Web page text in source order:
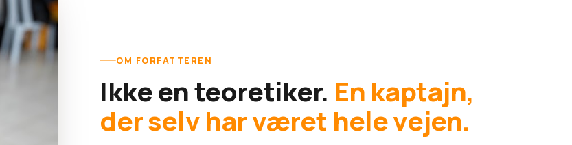
OM FORFATTEREN
Ikke en teoretiker. En kaptajn,
der selv har været hele vejen.